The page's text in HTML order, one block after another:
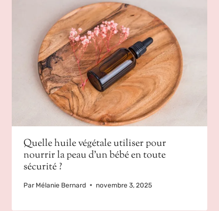
Quelle huile végétale utiliser pour
nourrir la peau d’un bébé en toute
sécurité ?
Par Mélanie Bernard novembre 3, 2025